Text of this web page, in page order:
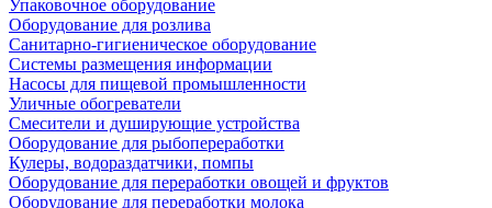
Упаковочное оборудование
Оборудование для розлива
Санитарно-гигиеническое оборудование
Системы размещения информации
Насосы для пищевой промышленности
Уличные обогреватели
Смесители и душирующие устройства
Оборудование для рыбопереработки
Кулеры, водораздатчики, помпы
Оборудование для переработки овощей и фруктов
Оборудование для переработки молока